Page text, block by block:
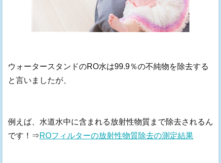
ウォータースタンドのRO水は99.9％の不純物を除去する
と言いましたが、
例えば、水道水中に含まれる放射性物質まで除去されるん
です！⇒ROフィルターの放射性物質除去の測定結果